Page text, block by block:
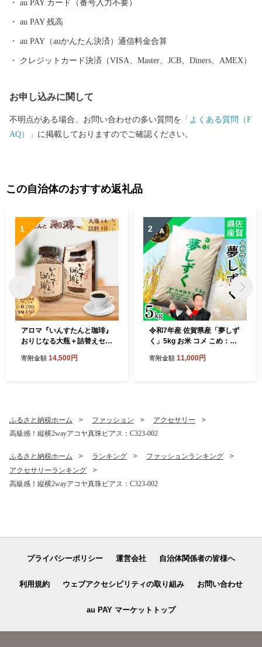
au PAY カード（番号入力不要）
au PAY 残高
au PAY（auかんたん決済）通信料金合算
クレジットカード決済（VISA、Master、JCB、Diners、AMEX）
お申し込みに関して
不明点がある場合、お問い合わせの多い質問を 「よくある質問（F
AQ）」 に掲載しておりますのでご確認ください。
この自治体のおすすめ返礼品
1
アロマ『いんすたんと珈琲』
おりじなる大瓶＋詰替えセッ
琲 飲料 アロマ珈琲 佐賀県 佐
寄附金額 14,500円
2
令和7年産 佐賀県産「夢しず
く」5kg お米 コメ こめ：B1
寄附金額 11,000円
ふるさと納税ホーム ファッション
アクセサリー
高級感！縦横2wayアコヤ真珠ピアス：C323-002
ふるさと納税ホーム ランキング
ファッションランキング
アクセサリーランキング
高級感！縦横2wayアコヤ真珠ピアス：C323-002
プライバシーポリシー 運営会社 自治体関係者の皆様へ
利用規約 ウェブアクセシビリティの取り組み お問い合わせ
au PAY マーケットトップ